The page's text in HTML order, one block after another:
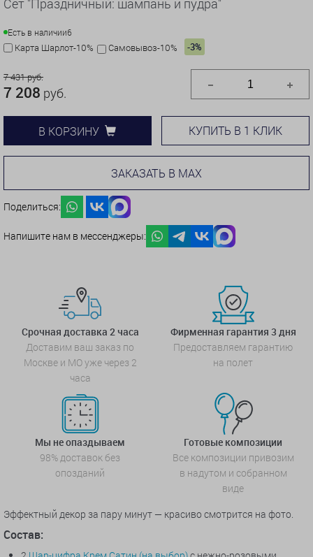
Сет "Праздничный: шампань и пудра"
Есть в наличии6
Карта Шарлот-10% Самовывоз-10% -3%
7 431 руб.
7 208 руб.
В КОРЗИНУ КУПИТЬ В 1 КЛИК
ЗАКАЗАТЬ В MAX
Поделиться:
Напишите нам в мессенджеры:
Срочная доставка 2 часа
Доставим ваш заказ по
Москве и МО уже через 2
часа
Фирменная гарантия 3 дня
Предоставляем гарантию
на полет
Мы не опаздываем
98% доставок без
опозданий
Готовые композиции
Все композиции привозим
в надутом и собранном
виде
Эффектный декор за пару минут — красиво смотрится на фото.
Состав: